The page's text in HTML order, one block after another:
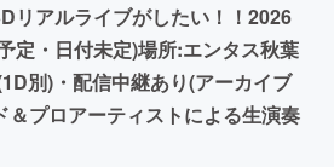
リアルライブがしたい！！2026
定・日付未定)場所:エンタス秋葉
別)・配信中継あり(アーカイブ
＆プロアーティストによる生演奏